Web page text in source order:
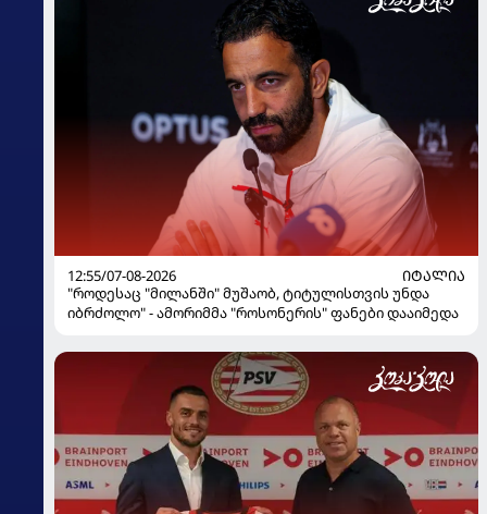
12:55/07-08-2026
ᲘᲢᲐᲚᲘᲐ
"როდესაც "მილანში" მუშაობ, ტიტულისთვის უნდა
იბრძოლო" - ამორიმმა "როსონერის" ფანები დააიმედა